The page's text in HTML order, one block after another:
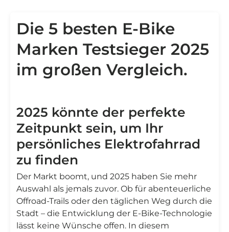
Die 5 besten E-Bike
Marken Testsieger 2025
im großen Vergleich.
2025 könnte der perfekte
Zeitpunkt sein, um Ihr
persönliches Elektrofahrrad
zu finden
Der Markt boomt, und 2025 haben Sie mehr
Auswahl als jemals zuvor. Ob für abenteuerliche
Offroad-Trails oder den täglichen Weg durch die
Stadt – die Entwicklung der E-Bike-Technologie
lässt keine Wünsche offen. In diesem